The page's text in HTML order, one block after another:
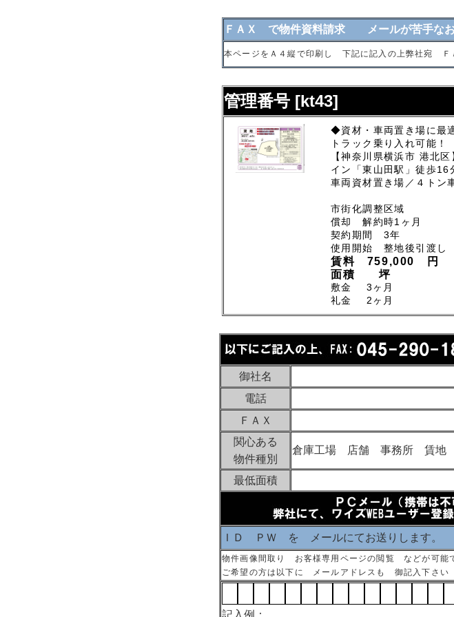
ＦＡＸ で物件資料請求 メールが苦手な
本ページをＡ４縦で印刷し 下記に記入の上弊社宛
管理番号 [kt43]
◆資材・車両置き場に
トラック乗り入れ可能！
【神奈川県横浜市 港北
イン「東山田駅」徒歩16
車両資材置き場／４トン
市街化調整区域
償却 解約時1ヶ月
契約期間 3年
使用開始 整地後引渡し
賃料 759,000 円
面積 坪
敷金 3ヶ月
礼金 2ヶ月
御社名
電話
ＦＡＸ
関心ある
物件種別
倉庫工場 店舗 事務所 賃地
最低面積
ＩＤ ＰＷ を メールにてお送りします。
物件画像間取り お客様専用ページの閲覧 などが可能
ご希望の方は以下に メールアドレスも 御記入下さい
記入例：